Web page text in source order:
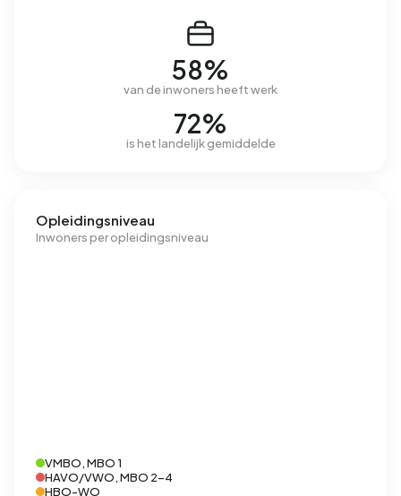
58%
van de inwoners heeft werk
72%
is het landelijk gemiddelde
Opleidingsniveau
Inwoners per opleidingsniveau
VMBO, MBO 1
HAVO/VWO, MBO 2-4
HBO-WO